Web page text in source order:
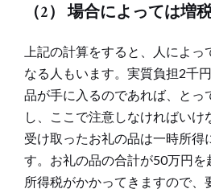
（2） 場合によっては増
上記の計算をすると、人によ
なる人もいます。実質負担2千
品が手に入るのであれば、とっ
し、ここで注意しなければいけ
受け取ったお礼の品は一時所得
す。お礼の品の合計が50万円を
所得税がかかってきますので、